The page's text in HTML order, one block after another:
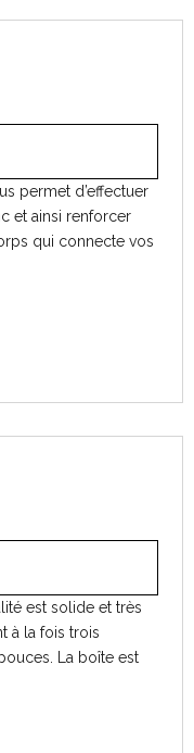
permet d’effectuer
et ainsi renforcer
qui connecte vos
est solide et très
à la fois trois
La boîte est